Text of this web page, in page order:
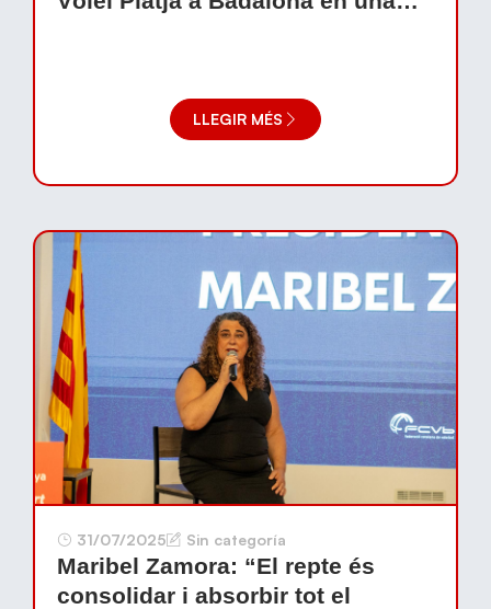
LLEGIR MÉS
31/07/2025 Sin categoría
Maribel Zamora: “El repte és
consolidar i absorbir tot el